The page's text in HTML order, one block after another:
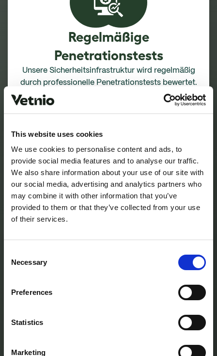
This website uses cookies
We use cookies to personalise content and ads, to
provide social media features and to analyse our traffic.
We also share information about your use of our site with
our social media, advertising and analytics partners who
may combine it with other information that you’ve
provided to them or that they’ve collected from your use
of their services.
Selection
Necessary
Preferences
Statistics
Marketing
Regelmäßige
Penetrationstests
Unsere Sicherheitsinfrastruktur wird regelmäßig
durch professionelle Penetrationstests bewertet.
Diese Tests helfen uns, potenzielle
Schwachstellen zu identifizieren und zu beheben,
Branchenstandard-Backups
entsprechen. Ihre Daten werden regelmäßig
gesichert und können im unwahrscheinlichen Fall
eines Systemausfalls schnell wiederhergestellt
Was ist Vetnio?